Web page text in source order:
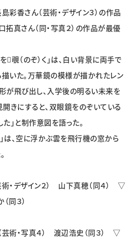
日大文芸賞
お問い合わせ
香さん（芸術・デザイン３）の作品
拓真さん（同・写真２）の作品が最優
覗（のぞ）く」は、白い背景に両手で
いた。万華鏡の模様が描かれたレン
が飛び出し、入学後の明るい未来を
開きにすると、双眼鏡をのぞいている
」と制作意図を語った。
は、空に浮かぶ雲を飛行機の窓から
デザイン２） 山下真穂（同４） ▽
同３）
・写真４） 渡辺浩史（同３） ▽